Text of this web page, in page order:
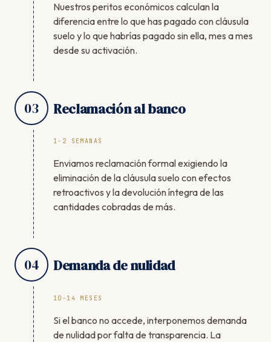
Nuestros peritos económicos calculan la
diferencia entre lo que has pagado con cláusula
suelo y lo que habrías pagado sin ella, mes a mes
desde su activación.
03 Reclamación al banco
1-2 SEMANAS
Enviamos reclamación formal exigiendo la
eliminación de la cláusula suelo con efectos
retroactivos y la devolución íntegra de las
cantidades cobradas de más.
04 Demanda de nulidad
10-14 MESES
Si el banco no accede, interponemos demanda
de nulidad por falta de transparencia. La